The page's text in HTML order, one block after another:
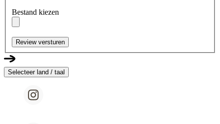
Bestand kiezen
Review versturen
Selecteer land / taal